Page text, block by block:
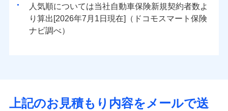
人気順については当社
新規契約者数よ
り算出[
年 月
日現在]（ドコモスマート保険
ナビ調べ）
上記のお見積もり内容をメールで送